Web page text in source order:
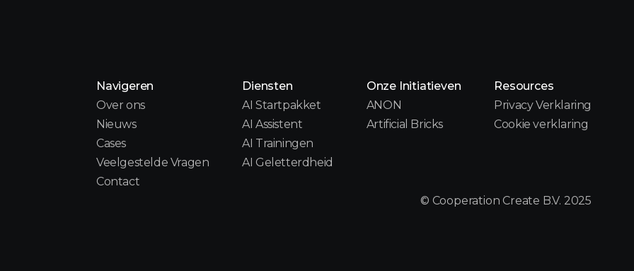
Navigeren
Over ons
Nieuws
Cases
Veelgestelde Vragen
Contact
Diensten
AI Startpakket
AI Assistent
AI Trainingen
AI Geletterdheid
Onze Initiatieven
ANON
Artificial Bricks
Resources
Privacy Verklaring
Cookie verklaring
© Cooperation Create B.V. 2025